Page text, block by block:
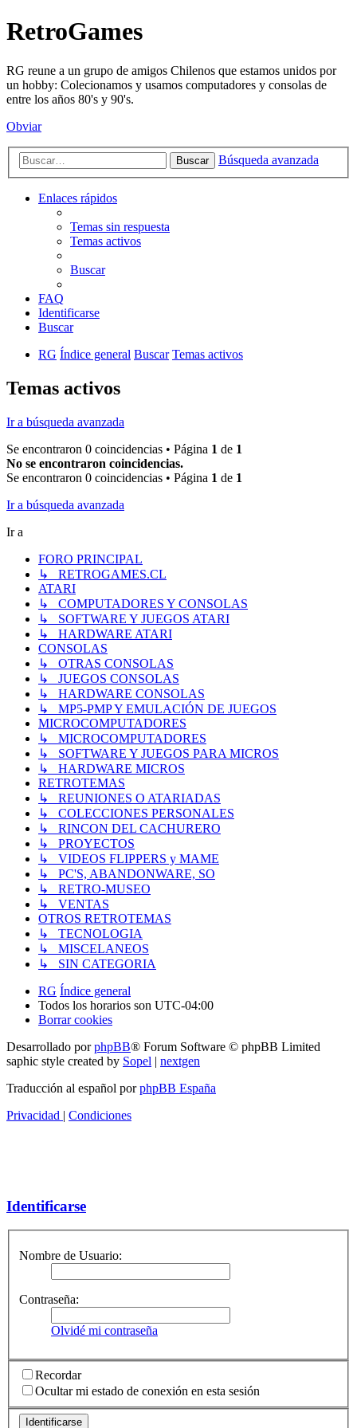
RetroGames
RG reune a un grupo de amigos Chilenos que estamos unidos por
un hobby: Colecionamos y usamos computadores y consolas de
entre los años 80's y 90's.
Obviar
Buscar Búsqueda avanzada
Enlaces rápidos
Temas sin respuesta
Temas activos
Buscar
FAQ
Identificarse
Buscar
RG Índice general Buscar Temas activos
Temas activos
Ir a búsqueda avanzada
Se encontraron 0 coincidencias • Página 1 de 1
No se encontraron coincidencias.
Se encontraron 0 coincidencias • Página 1 de 1
Ir a búsqueda avanzada
Ir a
FORO PRINCIPAL
↳ RETROGAMES.CL
ATARI
↳ COMPUTADORES Y CONSOLAS
↳ SOFTWARE Y JUEGOS ATARI
↳ HARDWARE ATARI
CONSOLAS
↳ OTRAS CONSOLAS
↳ JUEGOS CONSOLAS
↳ HARDWARE CONSOLAS
↳ MP5-PMP Y EMULACIÓN DE JUEGOS
MICROCOMPUTADORES
↳ MICROCOMPUTADORES
↳ SOFTWARE Y JUEGOS PARA MICROS
↳ HARDWARE MICROS
RETROTEMAS
↳ REUNIONES O ATARIADAS
↳ COLECCIONES PERSONALES
↳ RINCON DEL CACHURERO
↳ PROYECTOS
↳ VIDEOS FLIPPERS y MAME
↳ PC'S, ABANDONWARE, SO
↳ RETRO-MUSEO
↳ VENTAS
OTROS RETROTEMAS
↳ TECNOLOGIA
↳ MISCELANEOS
↳ SIN CATEGORIA
RG Índice general
Todos los horarios son UTC-04:00
Borrar cookies
Desarrollado porphpBB® Forum Software © phpBB Limited
saphic style created by Sopel | nextgen
Traducción al español porphpBB España
Privacidad | Condiciones
Identificarse
Nombre de Usuario:
Contraseña:
Olvidé mi contraseña
Recordar
Ocultar mi estado de conexión en esta sesión